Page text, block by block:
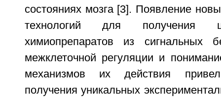
состояниях мозга [3]. Появление
технологий для получения
химиопрепаратов из сигнальных
межклеточной регуляции и
механизмов их действия
получения уникальных